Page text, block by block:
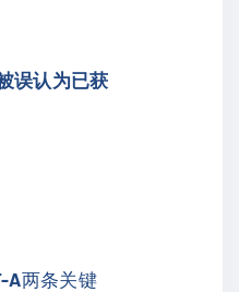
误认为已获
A两条关键